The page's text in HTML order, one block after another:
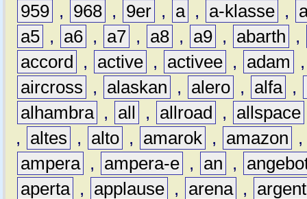
959 , 968 , 9er , a , a-klasse ,
a5 , a6 , a7 , a8 , a9 , abarth
,
accord
, active , activee , adam
aircross
, alaskan , alero , alfa ,
alhambra , all , allroad , allspace
,
altes , alto , amarok , amazon
ampera , ampera-e , an ,
aperta , applause , arena ,